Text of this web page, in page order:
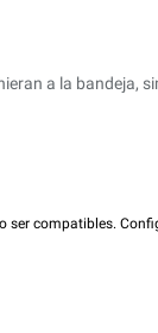
a la bandeja,
ser compatibles.